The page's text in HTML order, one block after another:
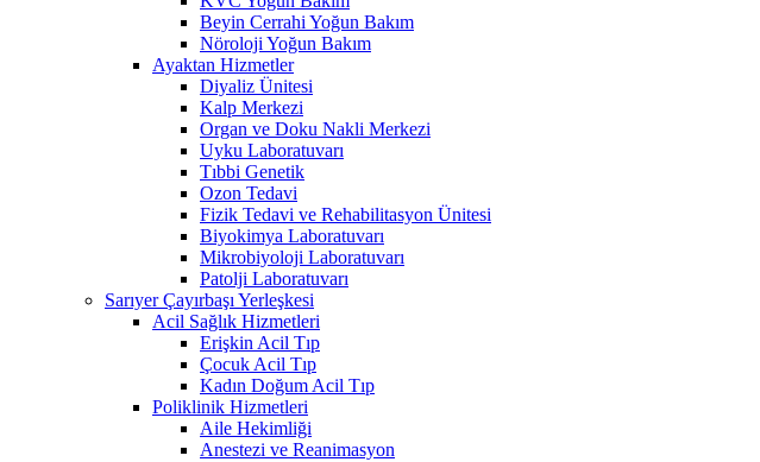
Beyin Cerrahi Yoğun Bakım
Nöroloji Yoğun Bakım
Ayaktan Hizmetler
Diyaliz Ünitesi
Kalp Merkezi
Organ ve Doku Nakli Merkezi
Uyku Laboratuvarı
Tıbbi Genetik
Ozon Tedavi
Fizik Tedavi ve Rehabilitasyon Ünitesi
Biyokimya Laboratuvarı
Mikrobiyoloji Laboratuvarı
Patolji Laboratuvarı
Sarıyer Çayırbaşı Yerleşkesi
Acil Sağlık Hizmetleri
Erişkin Acil Tıp
Çocuk Acil Tıp
Kadın Doğum Acil Tıp
Poliklinik Hizmetleri
Aile Hekimliği
Anestezi ve Reanimasyon